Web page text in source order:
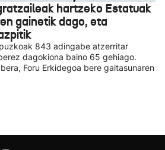
hartzeko Estatuak
gainetik dago, eta
843 adingabe atzerritar
dagokiona baino 65 gehiago.
Foru Erkidegoa bere gaitasunaren